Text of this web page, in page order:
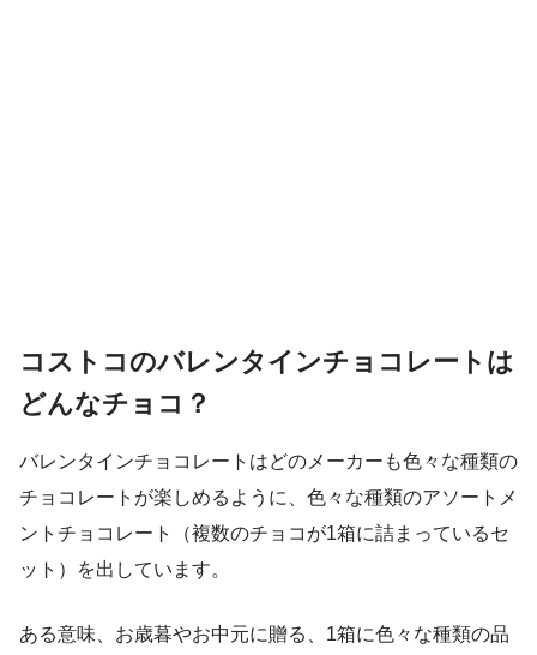
コストコのバレンタインチョコレートは
どんなチョコ？
バレンタインチョコレートはどのメーカーも色々な種類の
チョコレートが楽しめるように、色々な種類のアソートメ
ントチョコレート（複数のチョコが1箱に詰まっているセ
ット）を出しています。
ある意味、お歳暮やお中元に贈る、1箱に色々な種類の品